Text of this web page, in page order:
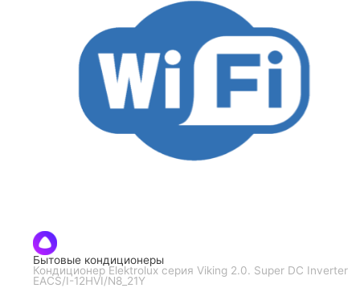
Бытовые кондиционеры
Кондиционер Elektrolux серия Viking 2.0. Super DC Inverter
EACS/I-12HVI/N8_21Y